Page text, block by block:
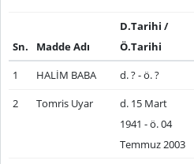
Sn. Madde Adı
D.Tarihi /
Ö.Tarihi
1
HALİM BABA d. ? - ö. ?
2 Tomris Uyar
d. 15 Mart
1941 - ö. 04
Temmuz 2003